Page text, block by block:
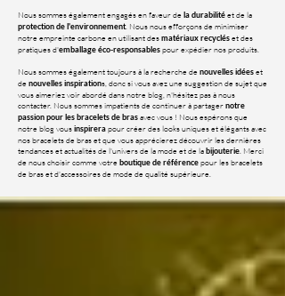
Nous sommes également engagés en faveur de la durabilitéet de la
protection de l'environnement. Nous nous efforçons de minimiser
notre empreinte carbone en utilisant desmatériaux recycléset des
pratiques d'emballage éco-responsablespour expédier nos produits.
Nous sommes également toujours à la recherche denouvelles idéeset
denouvelles inspirations, donc si vous avez une suggestion de sujet que
vous aimeriez voir abordé dans notre blog, n'hésitez pas à nous
contacter. Nous sommes impatients de continuer à partagernotre
passion pour les bracelets de brasavec vous ! Nous espérons que
notre blog vousinspirerapour créer des looks uniques et élégants avec
nos bracelets de bras et que vous apprécierez découvrir les dernières
tendances et actualités de l'univers de la mode et de la bijouterie. Merci
de nous choisir comme votre boutique de référencepour les bracelets
de bras et d'accessoires de mode de qualité supérieure.